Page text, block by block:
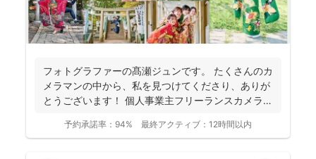
フォトグラファーの髙瀬ジュンです。 たくさんのカ
メラマンの中から、私を見つけてくださり、ありが
とうございます！ 個人事業主フリーランスカメラマ
予約承諾率： 94% 最終アクティブ： 12時間以内